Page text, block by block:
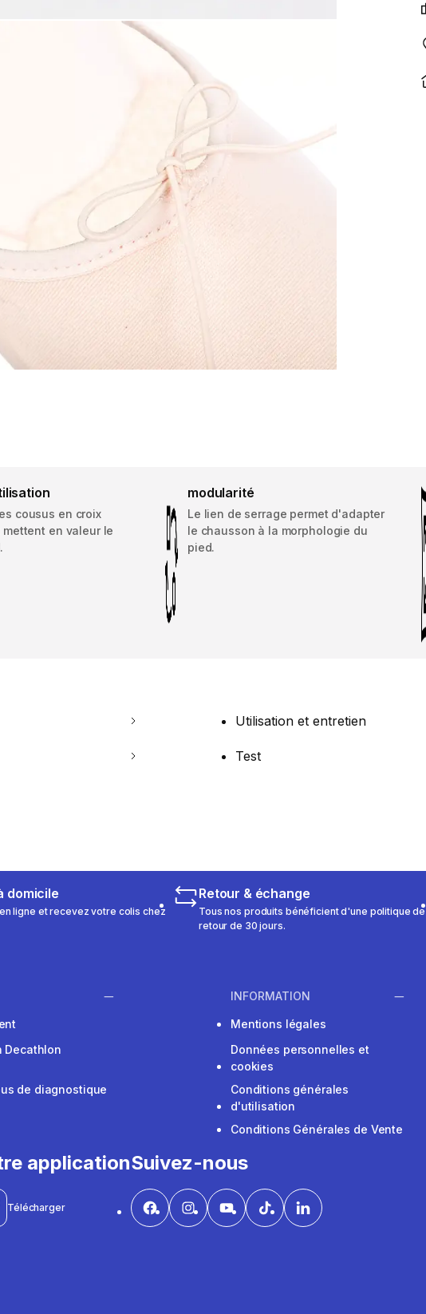
cousus en croix
en valeur le
modularité
Le lien de serrage permet d'adapter
le chausson à la morphologie du
pied.
Utilisation et entretien
Test
domicile
ligne et recevez votre colis chez
Retour & échange
Tous nos produits bénéficient d'une politique de
retour de 30 jours.
Decathlon
de diagnostique
INFORMATION
Mentions légales
Données personnelles et
cookies
Conditions générales
d'utilisation
Conditions Générales de Vente
application
Télécharger
Suivez-nous